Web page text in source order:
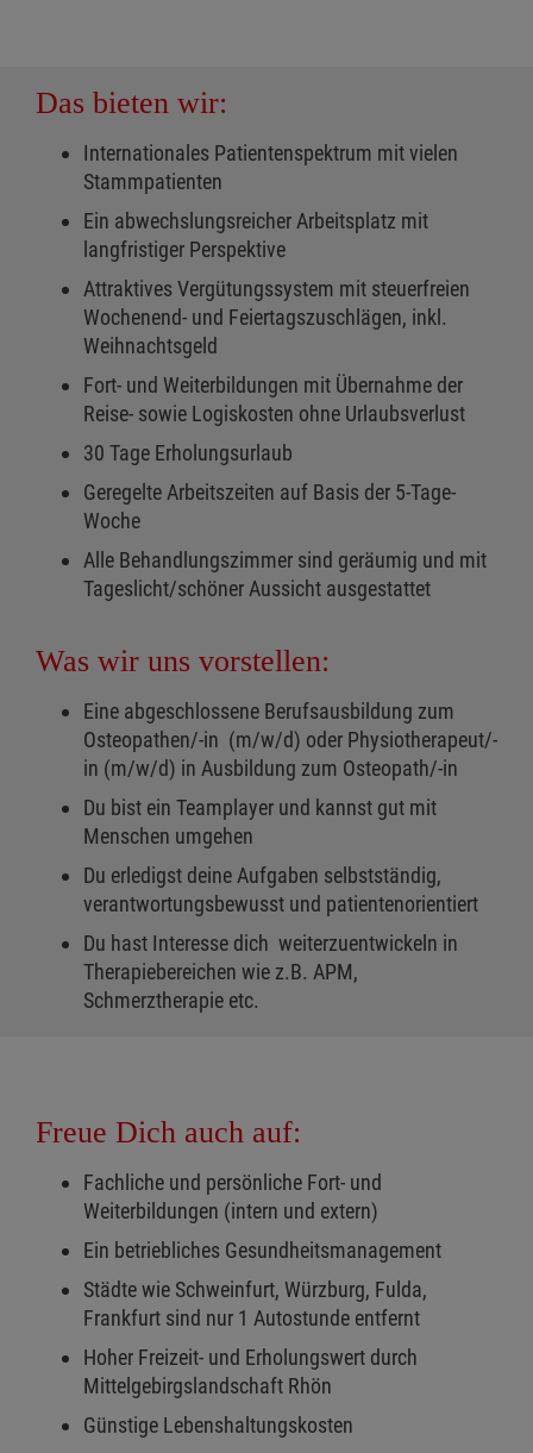
Das bieten wir:
Internationales Patientenspektrum mit vielen
Stammpatienten
Ein abwechslungsreicher Arbeitsplatz mit
langfristiger Perspektive
Attraktives Vergütungssystem mit steuerfreien
Wochenend- und Feiertagszuschlägen, inkl.
Weihnachtsgeld
Fort- und Weiterbildungen mit Übernahme der
Reise- sowie Logiskosten ohne Urlaubsverlust
30 Tage Erholungsurlaub
Geregelte Arbeitszeiten auf Basis der 5-Tage-
Woche
Alle Behandlungszimmer sind geräumig und mit
Tageslicht/schöner Aussicht ausgestattet
Was wir uns vorstellen:
Eine abgeschlossene Berufsausbildung zum
Osteopathen/-in (m/w/d) oder Physiotherapeut/-
in (m/w/d) in Ausbildung zum Osteopath/-in
Du bist ein Teamplayer und kannst gut mit
Menschen umgehen
Du erledigst deine Aufgaben selbstständig,
verantwortungsbewusst und patientenorientiert
Du hast Interesse dich weiterzuentwickeln in
Therapiebereichen wie z.B. APM,
Schmerztherapie etc.
Freue Dich auch auf:
Fachliche und persönliche Fort- und
Weiterbildungen (intern und extern)
Ein betriebliches Gesundheitsmanagement
Städte wie Schweinfurt, Würzburg, Fulda,
Frankfurt sind nur 1 Autostunde entfernt
Hoher Freizeit- und Erholungswert durch
Mittelgebirgslandschaft Rhön
Günstige Lebenshaltungskosten